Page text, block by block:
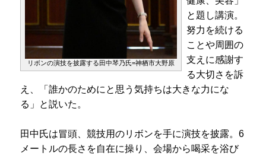
リボンの演技を披露する田中琴乃氏=神栖市大野原
と題し講演。
努力を続ける
ことや周囲の
支えに感謝す
る大切さを訴
え、「誰かのためにと思う気持ちは大きな力にな
る」と説いた。
田中氏は冒頭、競技用のリボンを手に演技を披露。6
メートルの長さを自在に操り、会場から喝采を浴び